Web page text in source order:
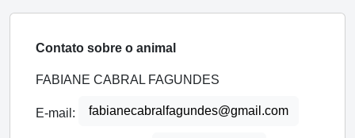
Contato sobre o animal
FABIANE CABRAL FAGUNDES
E-mail: fabianecabralfagundes@gmail.com